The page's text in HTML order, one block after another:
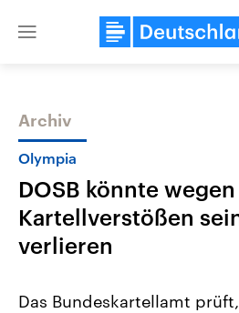
Close
Themen
Archiv
Olympia
DOSB könnte wegen
Kartellverstößen
verlieren
Das Bundeskartellamt